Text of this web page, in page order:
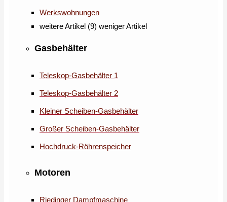
Werkswohnungen
weitere Artikel (9) weniger Artikel
Gasbehälter
Teleskop-Gasbehälter 1
Teleskop-Gasbehälter 2
Kleiner Scheiben-Gasbehälter
Großer Scheiben-Gasbehälter
Hochdruck-Röhrenspeicher
Motoren
Riedinger Dampfmaschine